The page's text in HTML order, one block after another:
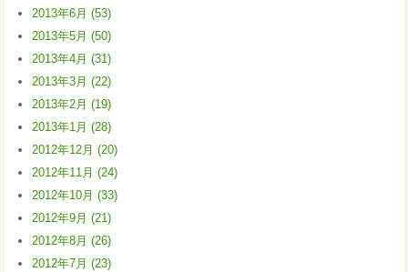
2013年6月 (53)
2013年5月 (50)
2013年4月 (31)
2013年3月 (22)
2013年2月 (19)
2013年1月 (28)
2012年12月 (20)
2012年11月 (24)
2012年10月 (33)
2012年9月 (21)
2012年8月 (26)
2012年7月 (23)